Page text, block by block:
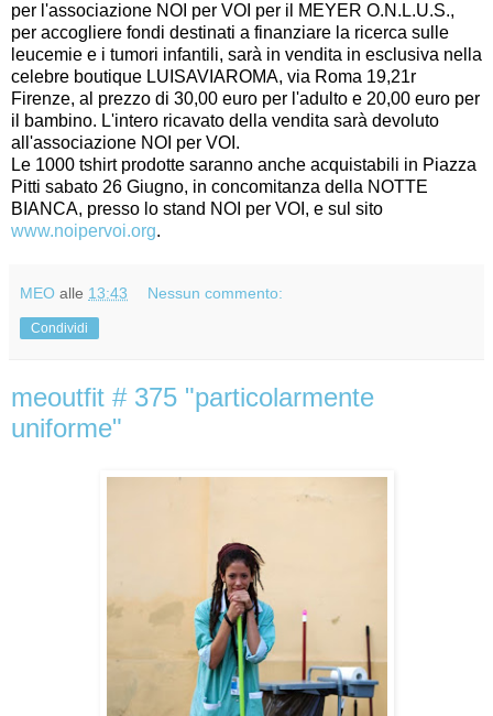
per l'associazione NOI per VOI per il MEYER O.N.L.U.S.,
per accogliere fondi destinati a finanziare la ricerca sulle
leucemie e i tumori infantili, sarà in vendita in esclusiva nella
celebre boutique LUISAVIAROMA, via Roma 19,21r
Firenze, al prezzo di 30,00 euro per l'adulto e 20,00 euro per
il bambino. L'intero ricavato della vendita sarà devoluto
all'associazione NOI per VOI.
Le 1000 tshirt prodotte saranno anche acquistabili in Piazza
Pitti sabato 26 Giugno, in concomitanza della NOTTE
BIANCA, presso lo stand NOI per VOI, e sul sito
www.noipervoi.org.
MEO alle 13:43 Nessun commento:
Condividi
meoutfit # 375 "particolarmente
uniforme"